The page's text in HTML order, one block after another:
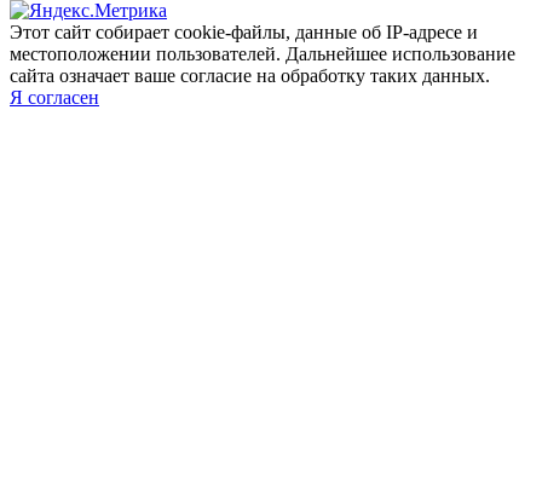
Этот сайт собирает cookie-файлы, данные об IP-адресе и
местоположении пользователей. Дальнейшее использование
сайта означает ваше согласие на обработку таких данных.
Я согласен